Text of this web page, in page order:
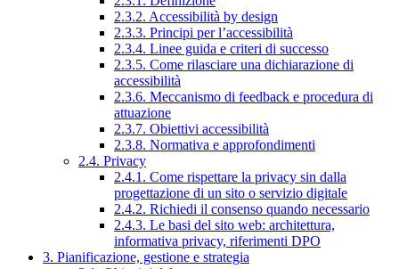
2.3.2. Accessibilità by design
2.3.3. Principi per l’accessibilità
2.3.4. Linee guida e criteri di successo
2.3.5. Come rilasciare una dichiarazione di
accessibilità
2.3.6. Meccanismo di feedback e procedura di
attuazione
2.3.7. Obiettivi accessibilità
2.3.8. Normativa e approfondimenti
2.4. Privacy
2.4.1. Come rispettare la privacy sin dalla
progettazione di un sito o servizio digitale
2.4.2. Richiedi il consenso quando necessario
2.4.3. Le basi del sito web: architettura,
informativa privacy, riferimenti DPO
3. Pianificazione, gestione e strategia